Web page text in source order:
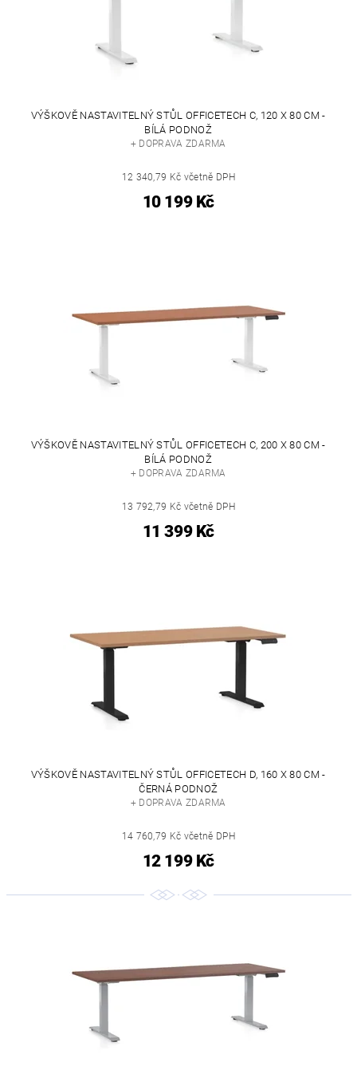
VÝŠKOVĚ NASTAVITELNÝ STŮL OFFICETECH C, 120 X 80 CM -
BÍLÁ PODNOŽ
+ DOPRAVA ZDARMA
12 340,79 Kč včetně DPH
10 199 Kč
VÝŠKOVĚ NASTAVITELNÝ STŮL OFFICETECH C, 200 X 80 CM -
BÍLÁ PODNOŽ
+ DOPRAVA ZDARMA
13 792,79 Kč včetně DPH
11 399 Kč
VÝŠKOVĚ NASTAVITELNÝ STŮL OFFICETECH D, 160 X 80 CM -
ČERNÁ PODNOŽ
+ DOPRAVA ZDARMA
14 760,79 Kč včetně DPH
12 199 Kč